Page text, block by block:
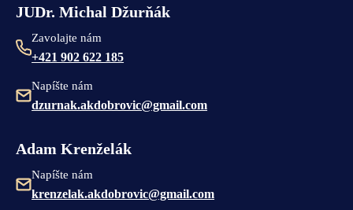
JUDr. Michal Džurňák
Zavolajte nám
+421 902 622 185
Napíšte nám
dzurnak.akdobrovic@gmail.com
Adam Krenželák
Napíšte nám
krenzelak.akdobrovic@gmail.com